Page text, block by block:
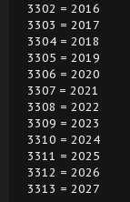
3302 = 2016
3303 = 2017
3304 = 2018
3305 = 2019
3306 = 2020
3307 = 2021
3308 = 2022
3309 = 2023
3310 = 2024
3311 = 2025
3312 = 2026
3313 = 2027